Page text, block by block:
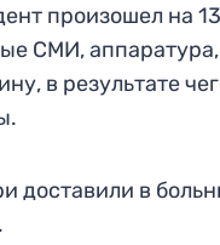
произошел на
СМИ,
в результате
доставили в